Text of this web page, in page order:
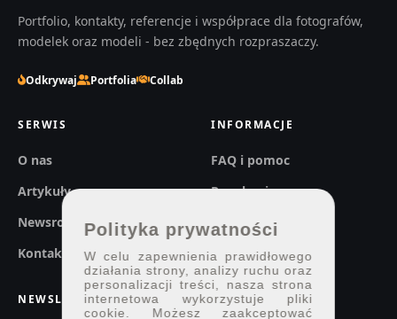
Portfolio, kontakty, referencje i współprace dla fotografów,
modelek oraz modeli - bez zbędnych rozpraszaczy.
Odkrywaj Portfolia Collab
SERWIS
O nas
Artykuły
Newsroom
Kontakt
INFORMACJE
FAQ i pomoc
Regulaminy
Prywatność
NEWSLETTER
Polityka prywatności
W celu zapewnienia prawidłowego
działania strony, analizy ruchu oraz
personalizacji treści, nasza strona
internetowa wykorzystuje pliki
cookie. Możesz zaakceptować